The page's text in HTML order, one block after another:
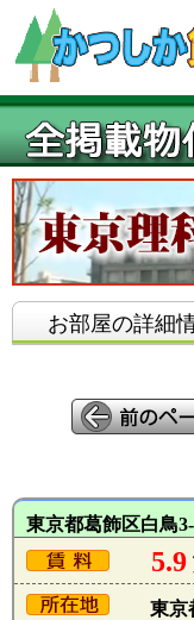
お部屋の詳細
東京都葛飾区白鳥
5.9
東京